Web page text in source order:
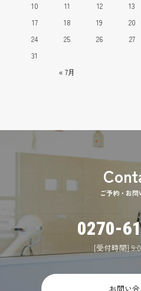
« 7月
10
11 12 13
17
18 19 20
24
25 26 27
31
ご予約・お
0270-
[受付時間]
お問い